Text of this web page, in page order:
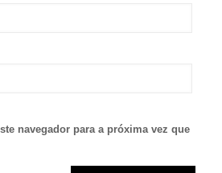
navegador para a próxima vez que